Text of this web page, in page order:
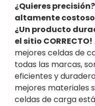
¿Quieres
altamente
¿Un producto
el sitio CORRECTO!
mejores celdas de
todas las marcas,
eficientes y
mejores materiales
celdas de carga